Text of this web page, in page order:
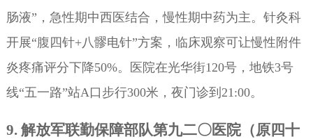
肠液”，急性期中西医结合，慢性期中药为主。针灸科
开展“腹四针+八髎电针”方案，临床观察可让慢性附件
炎疼痛评分下降50%。医院在光华街120号，地铁3号
线“五一路”站A口步行300米，夜门诊到21:00。
9. 解放军联勤保障部队第九二〇医院（原四十